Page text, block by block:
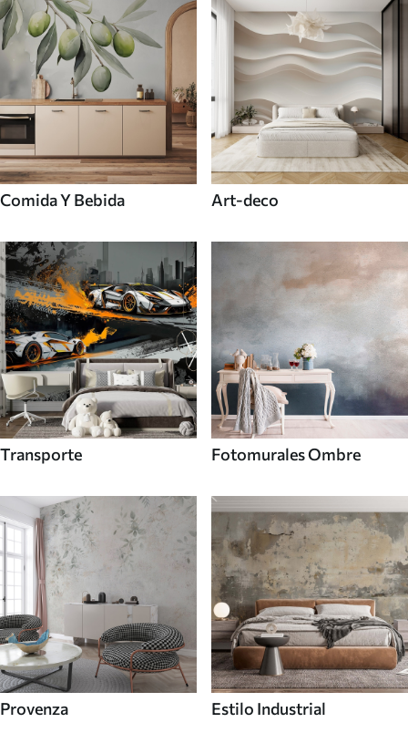
Comida Y Bebida Art-deco
Transporte Fotomurales Ombre
Provenza Estilo Industrial